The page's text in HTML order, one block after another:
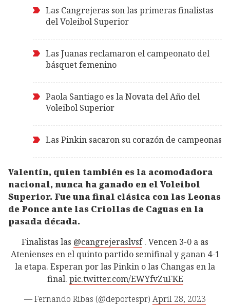
Las Cangrejeras son las primeras finalistas
del Voleibol Superior
Las Juanas reclamaron el campeonato del
básquet femenino
Paola Santiago es la Novata del Año del
Voleibol Superior
Las Pinkin sacaron su corazón de campeonas
Valentín, quien también es la acomodadora
nacional, nunca ha ganado en el Voleibol
Superior. Fue una final clásica con las Leonas
de Ponce ante las Criollas de Caguas en la
pasada década.
Finalistas las @cangrejeraslvsf. Vencen 3-0 a as
Atenienses en el quinto partido semifinal y ganan 4-1
la etapa. Esperan por las Pinkin o las Changas en la
final. pic.twitter.com/EWYfvZuFKE
— Fernando Ribas (@deportespr) April 28, 2023